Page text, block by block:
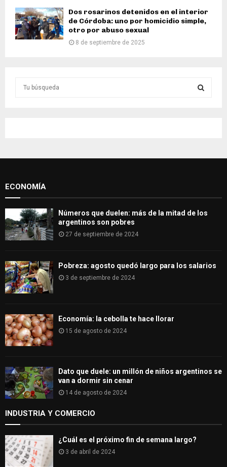
Dos rosarinos detenidos en el interior
de Córdoba: uno por homicidio simple,
otro por abuso sexual
8 de septiembre de 2025
o
H
ECONOMÍA
Números que duelen: más de la mitad de los
argentinos son pobres
27 de septiembre de 2024
Pobreza: agosto quedó largo para los salarios
3 de septiembre de 2024
Economía: la cebolla te hace llorar
15 de agosto de 2024
Dato que duele: un millón de niños argentinos se
van a dormir sin cenar
14 de agosto de 2024
INDUSTRIA Y COMERCIO
¿Cuál es el próximo fin de semana largo?
3 de abril de 2024